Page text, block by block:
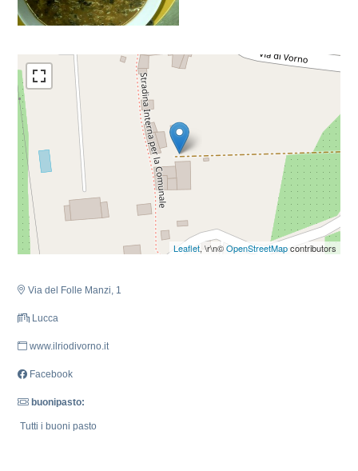
Leaflet, \r\n©OpenStreetMapcontributors
Via del Folle Manzi, 1
Lucca
www.ilriodivorno.it
Facebook
buonipasto:
Tutti i buoni pasto